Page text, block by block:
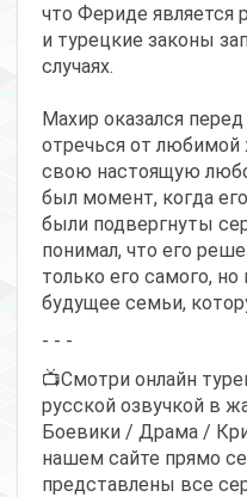
что Фериде является
и турецкие законы
случаях.
Махир оказался
отречься от
свою настоящую
был момент, когда
были подвергнуты
понимал, что его
только его самого,
будущее семьи,
- - -
📺Смотри онлайн
русской озвучкой в
Боевики / Драма /
нашем сайте прямо
представлены все